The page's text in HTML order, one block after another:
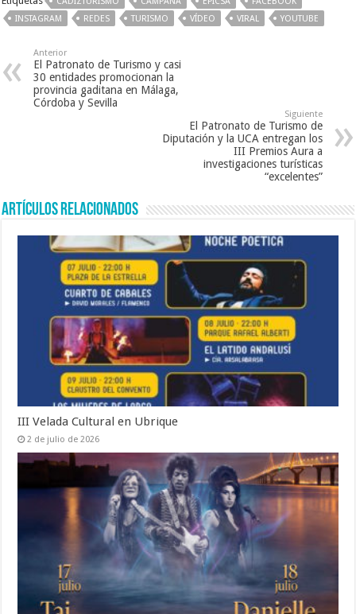
b
o
k
er l
sA
p
INSTAGRAM
REDES TURISMO VÍDEO VIRAL YOUTUBE
Anterior
El Patronato de Turismo y casi
30 entidades promocionan la
provincia gaditana en Málaga,
Córdoba y Sevilla
Siguiente
El Patronato de Turismo de
Diputación y la UCA entregan los
III Premios Aura a
investigaciones turísticas
“excelentes”
Artículos relacionados
III Velada Cultural en Ubrique
2 de julio de 2026